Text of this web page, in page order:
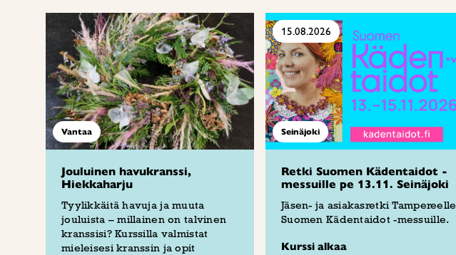
Vantaa
Jouluinen havukranssi,
Hiekkaharju
Tyylikkäitä havuja ja muuta
jouluista – millainen on talvinen
kranssisi? Kurssilla valmistat
mieleisesi kranssin ja opit
15.08.2026
Seinäjoki
Retki Suomen Kädentaidot -
messuille pe 13.11. Seinäjoki
Jäsen- ja asiakasretki Tampereelle
Suomen Kädentaidot -messuille.
Kurssi alkaa